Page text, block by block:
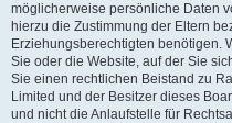
möglicherweise persönliche Daten
hierzu die Zustimmung der Eltern
Erziehungsberechtigten benötigen.
Sie oder die Website, auf der Sie
Sie einen rechtlichen Beistand zu
Limited und der Besitzer dieses
und nicht die Anlaufstelle für